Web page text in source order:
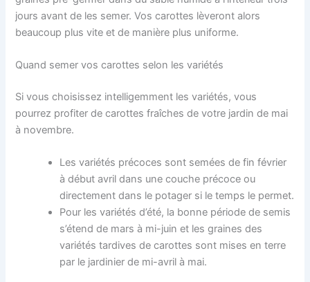
jours avant de les semer. Vos carottes lèveront alors
beaucoup plus vite et de manière plus uniforme.
Quand semer vos carottes selon les variétés
Si vous choisissez intelligemment les variétés, vous
pourrez profiter de carottes fraîches de votre jardin de mai
à novembre.
Les variétés précoces sont semées de fin février
à début avril dans une couche précoce ou
directement dans le potager si le temps le permet.
Pour les variétés d’été, la bonne période de semis
s’étend de mars à mi-juin et les graines des
variétés tardives de carottes sont mises en terre
par le jardinier de mi-avril à mai.